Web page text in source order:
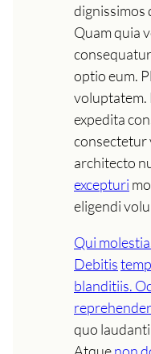
dignissimos
Quam quia
optio eum.
voluptatem.
expedita
consectetur
architecto
excepturi
eligendi
Qui
Debitis
blanditiis.
quo